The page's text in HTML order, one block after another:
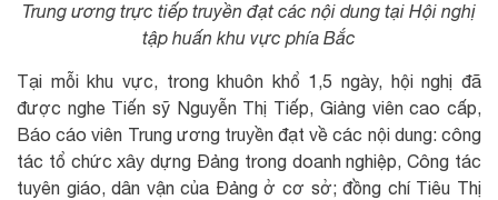
Trung ương trực tiếp truyền đạt các nội dung tại Hội nghị
tập huấn khu vực phía Bắc
Tại mỗi khu vực, trong khuôn khổ 1,5 ngày, hội nghị đã
được nghe Tiến sỹ Nguyễn Thị Tiếp, Giảng viên cao cấp,
Báo cáo viên Trung ương truyền đạt về các nội dung: công
tác tổ chức xây dựng Đảng trong doanh nghiệp, Công tác
tuyên giáo, dân vận của Đảng ở cơ sở; đồng chí Tiêu Thị